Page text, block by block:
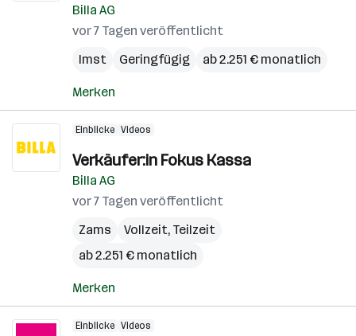
Billa AG
vor 7 Tagen veröffentlicht
Imst
Geringfügig ab 2.251 € monatlich
Merken
Einblicke Videos
Verkäufer:in Fokus Kassa
Billa AG
vor 7 Tagen veröffentlicht
Zams
Vollzeit, Teilzeit
ab 2.251 € monatlich
Merken
Einblicke Videos